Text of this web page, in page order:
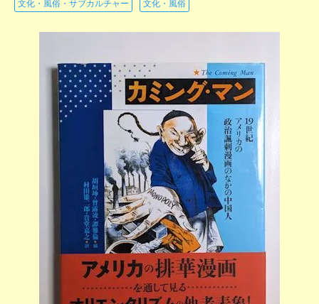
文化・風俗・サブカルチャー 文化・風俗